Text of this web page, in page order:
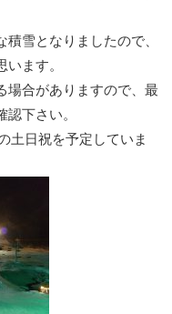
雪となりましたので、
ます。
場合がありますので、最
下さい。
土日祝を予定していま